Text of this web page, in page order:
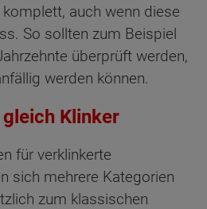
auch wenn diese
So sollten zum Beispiel
überprüft werden,
werden können.
Klinker
für verklinkerte
sich mehrere Kategorien
zum klassischen